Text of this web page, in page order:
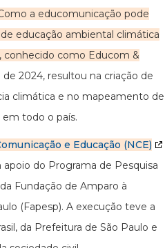
a educomunicação pode
educação ambiental climática
conhecido como Educom &
2024, resultou na criação de
climática e no mapeamento de
todo o país.
e Educação (NCE)
do Programa de Pesquisa
Fundação de Amparo à
(Fapesp). A execução teve a
da Prefeitura de São Paulo e